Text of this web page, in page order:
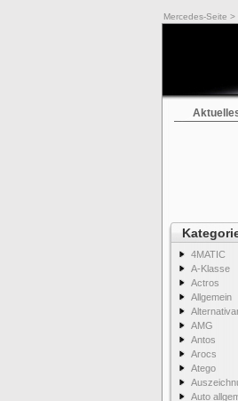
Mercedes-Seite >
4MATIC
A-Klasse
Actros
Allgemein
AMG
Antos
Arocs
Atego
Auto